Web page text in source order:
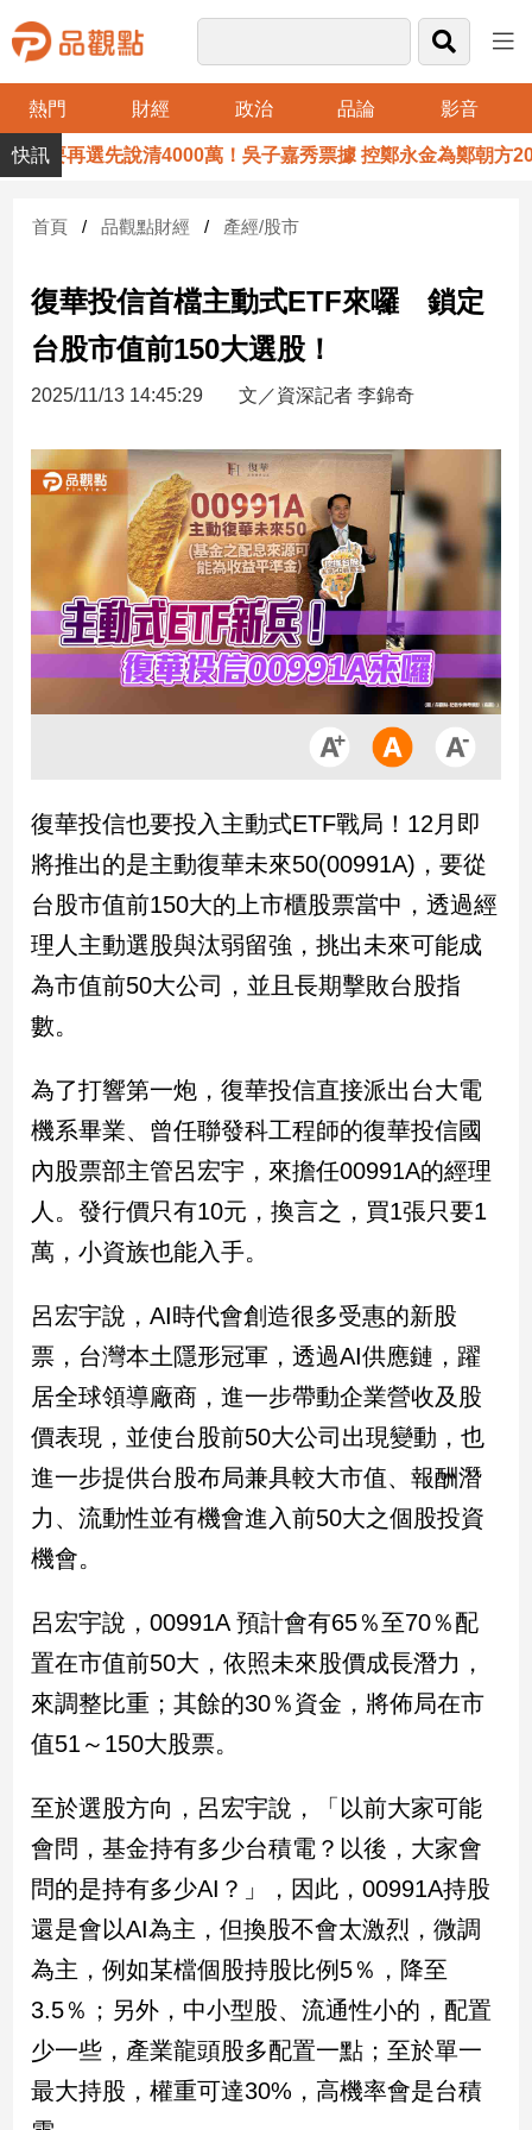
熱門 財經 政治 品論 影音
品
觀
財
台
財
新
產
經/
地
品
政
治
政
治
焦
品
觀
民
調
國
會
點
觀
兩
岸/
國
際
會/
地
方
新
冠
病
專
區
南
台
灣
觀
南
灣
觀
點
要再選先說清4000萬！吳子嘉秀票據 控鄭永金為鄭朝方2018
首頁 品觀點財經 產經/股市
復華投信首檔主動式ETF來囉 鎖定
台股市值前150大選股！
2025/11/13 14:45:29 文／資深記者 李錦奇
復華投信也要投入主動式ETF戰局！12月即
將推出的是主動復華未來50(00991A)，要從
台股市值前150大的上市櫃股票當中，透過經
理人主動選股與汰弱留強，挑出未來可能成
為市值前50大公司，並且長期擊敗台股指
數。
為了打響第一炮，復華投信直接派出台大電
機系畢業、曾任聯發科工程師的復華投信國
內股票部主管呂宏宇，來擔任00991A的經理
人。發行價只有10元，換言之，買1張只要1
萬，小資族也能入手。
呂宏宇說，AI時代會創造很多受惠的新股
票，台灣本土隱形冠軍，透過AI供應鏈，躍
居全球領導廠商，進一步帶動企業營收及股
價表現，並使台股前50大公司出現變動，也
進一步提供台股布局兼具較大市值、報酬潛
力、流動性並有機會進入前50大之個股投資
機會。
呂宏宇說，00991A 預計會有65％至70％配
置在市值前50大，依照未來股價成長潛力，
來調整比重；其餘的30％資金，將佈局在市
值51～150大股票。
至於選股方向，呂宏宇說，「以前大家可能
會問，基金持有多少台積電？以後，大家會
問的是持有多少AI？」，因此，00991A持股
還是會以AI為主，但換股不會太激烈，微調
為主，例如某檔個股持股比例5％，降至
3.5％；另外，中小型股、流通性小的，配置
少一些，產業龍頭股多配置一點；至於單一
最大持股，權重可達30%，高機率會是台積